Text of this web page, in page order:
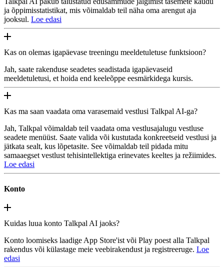
ja õppimisstatistikat, mis võimaldab teil näha oma arengut aja
jooksul. Loe edasi
Kas on olemas igapäevase treeningu meeldetuletuse funktsioon?
Jah, saate rakenduse seadetes seadistada igapäevaseid
meeldetuletusi, et hoida end keeleõppe eesmärkidega kursis.
Kas ma saan vaadata oma varasemaid vestlusi Talkpal AI-ga?
Jah, Talkpal võimaldab teil vaadata oma vestlusajalugu vestluse
seadete menüüst. Saate valida või kustutada konkreetseid vestlusi ja
jätkata sealt, kus lõpetasite. See võimaldab teil pidada mitu
samaaegset vestlust tehisintellektiga erinevates keeltes ja režiimides.
Loe edasi
Konto
Kuidas luua konto Talkpal AI jaoks?
Konto loomiseks laadige App Store'ist või Play poest alla Talkpal
rakendus või külastage meie veebirakendust ja registreeruge. Loe
edasi